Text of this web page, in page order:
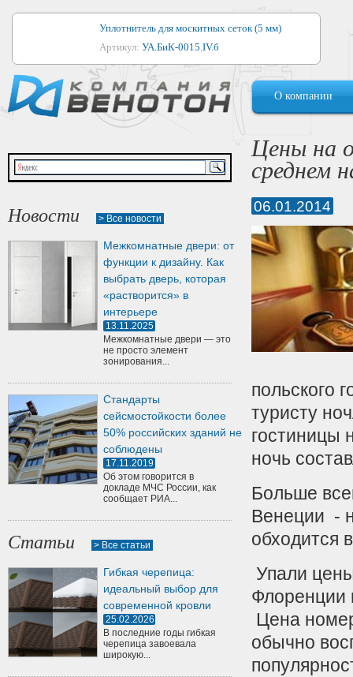
Уплотнитель для москитных сеток (5 мм)
Артикул: УА.БиК-0015.IV.б
Уплотнитель для алюминиевых окон
Артикул:1044
Уплотнитель для деревянных окон
Артикул:УМ.БиК-0062.IV.б
Уплотнитель лоджиевый для (4, 5, 6 мм)
Уплотнитель для деревянных дверей
Артикул:
О компании
Новости > Все новости
Межкомнатные двери: от
функции к дизайну. Как
выбрать дверь, которая
«растворится» в
интерьере
13.11.2025
Межкомнатные двери — это
не просто элемент
зонирования...
Стандарты
сейсмостойкости более
50% российских зданий не
соблюдены
17.11.2019
Об этом говорится в
докладе МЧС России, как
сообщает РИА...
Статьи > Все статьи
Гибкая черепица:
идеальный выбор для
современной кровли
25.02.2026
В последние годы гибкая
черепица завоевала
широкую...
Цены на
среднем
06.01.2014
польского
туристу
гостиницы
ночь
Больше
Венеции -
обходится
Упали
Флоренции
Цена
обычно